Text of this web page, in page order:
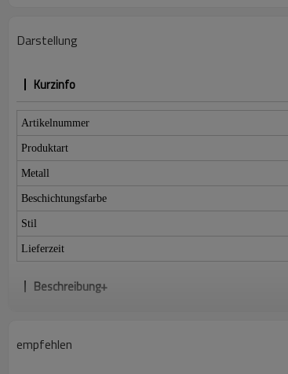
Darstellung
Kurzinfo
Artikelnummer
Produktart
Metall
Beschichtungsfarbe
Stil
Lieferzeit
Beschreibung+
empfehlen